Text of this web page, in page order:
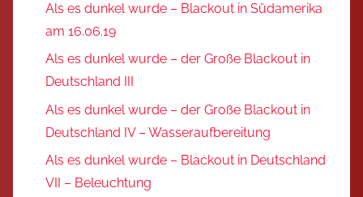
Als es dunkel wurde – Blackout in Südamerika
am 16.06.19
Als es dunkel wurde – der Große Blackout in
Deutschland III
Als es dunkel wurde – der Große Blackout in
Deutschland IV – Wasseraufbereitung
Als es dunkel wurde – Blackout in Deutschland
VII – Beleuchtung